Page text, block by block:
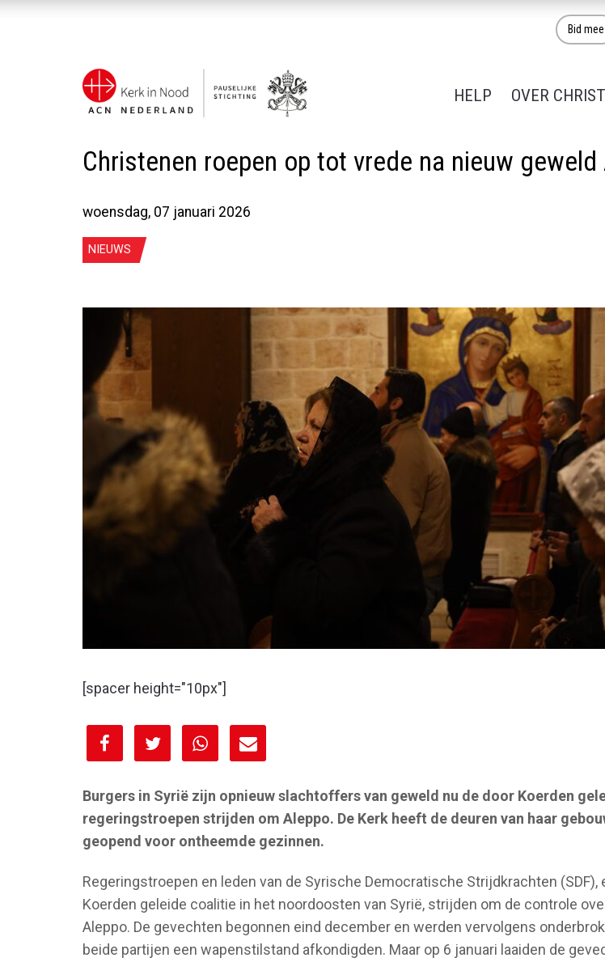
Bid mee
HELP OVER
Christenen roepen op tot vrede na nieuw geweld
woensdag, 07 januari 2026
NIEUWS
[spacer height="10px"]
[spacer height="10px"]
Burgers in Syrië zijn opnieuw slachtoffers van geweld nu de door Koerden
regeringstroepen strijden om Aleppo. De Kerk heeft de deuren van haar
geopend voor ontheemde gezinnen.
Regeringstroepen en leden van de Syrische Democratische Strijdkrachten (SDF),
Koerden geleide coalitie in het noordoosten van Syrië, strijden om de controle
Aleppo. De gevechten begonnen eind december en werden vervolgens
beide partijen een wapenstilstand afkondigden. Maar op 6 januari laaiden de